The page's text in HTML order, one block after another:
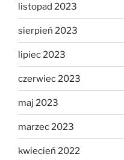
listopad 2023
sierpień 2023
lipiec 2023
czerwiec 2023
maj 2023
marzec 2023
kwiecień 2022